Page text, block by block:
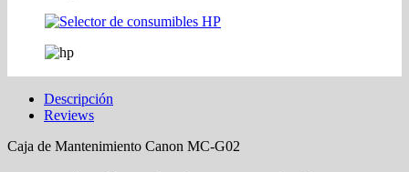
Descripción
Reviews
Caja de Mantenimiento Canon MC-G02